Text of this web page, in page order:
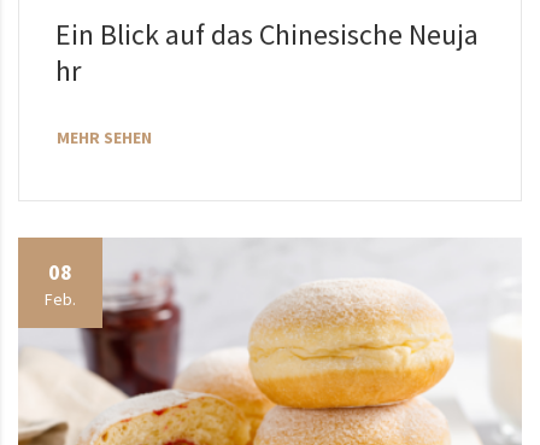
Ein Blick auf das Chinesische Neuja
hr
MEHR SEHEN
08
Feb.